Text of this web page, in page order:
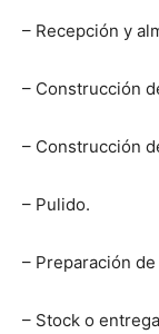
– Recepción y
– Construcción
– Construcción
– Pulido.
– Preparación de
– Stock o